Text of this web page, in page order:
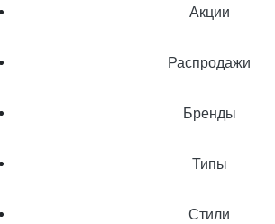
Акции
Распродажи
Бренды
Типы
Стили